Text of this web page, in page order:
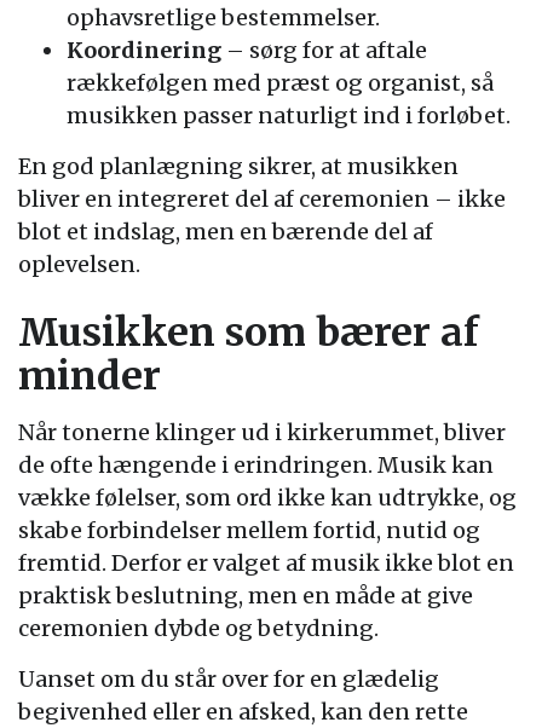
ophavsretlige bestemmelser.
Koordinering – sørg for at aftale
rækkefølgen med præst og organist, så
musikken passer naturligt ind i forløbet.
En god planlægning sikrer, at musikken
bliver en integreret del af ceremonien – ikke
blot et indslag, men en bærende del af
oplevelsen.
Musikken som bærer af
minder
Når tonerne klinger ud i kirkerummet, bliver
de ofte hængende i erindringen. Musik kan
vække følelser, som ord ikke kan udtrykke, og
skabe forbindelser mellem fortid, nutid og
fremtid. Derfor er valget af musik ikke blot en
praktisk beslutning, men en måde at give
ceremonien dybde og betydning.
Uanset om du står over for en glædelig
begivenhed eller en afsked, kan den rette